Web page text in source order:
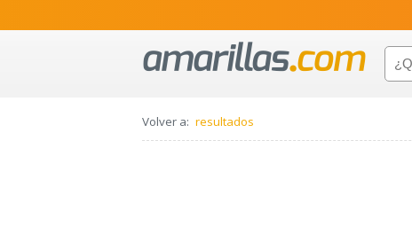
Volver a: resultados